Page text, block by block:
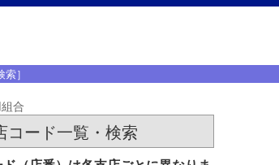
］
合
コード一覧・検索